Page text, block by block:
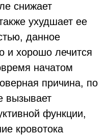
снижает
ухудшает ее
данное
и хорошо лечится
начатом
причина, по
вызывает
функции,
кровотока